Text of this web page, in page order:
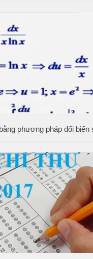
phương pháp đổi biến